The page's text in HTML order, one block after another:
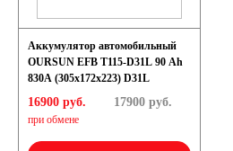
Аккумулятор автомобильный
OURSUN EFB T115-D31L 90 Ah
830А (305х172х223) D31L
16900 руб.
при обмене
17900руб.